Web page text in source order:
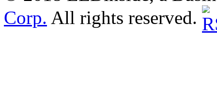
Corp. All rights reserved.